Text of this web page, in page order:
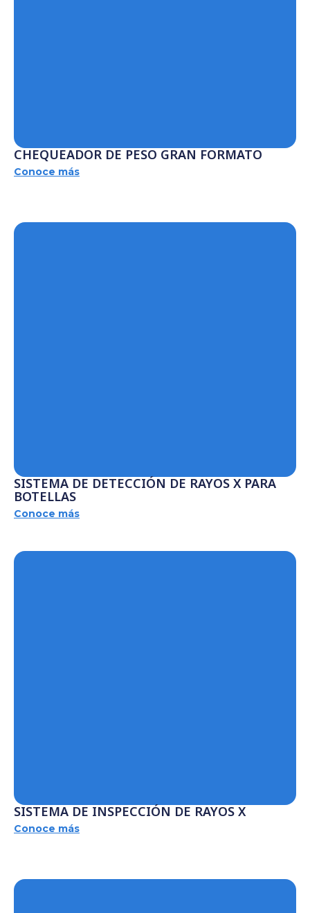
CHEQUEADOR DE PESO GRAN FORMATO
Conoce más
SISTEMA DE DETECCIÓN DE RAYOS X PARA
BOTELLAS
Conoce más
SISTEMA DE INSPECCIÓN DE RAYOS X
Conoce más